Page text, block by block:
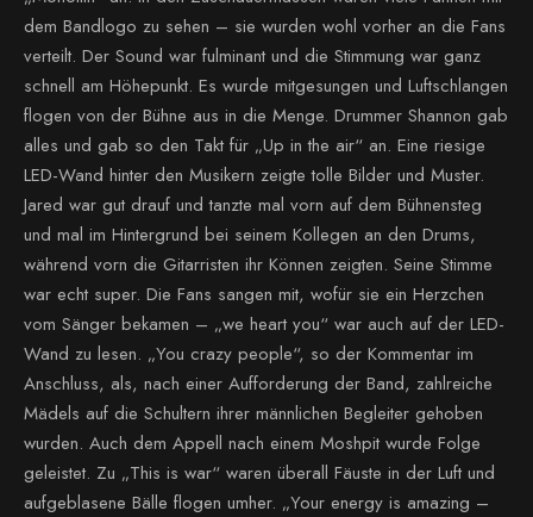
dem Bandlogo zu sehen – sie wurden wohl vorher an die Fans
verteilt. Der Sound war fulminant und die Stimmung war ganz
schnell am Höhepunkt. Es wurde mitgesungen und Luftschlangen
flogen von der Bühne aus in die Menge. Drummer Shannon gab
alles und gab so den Takt für „Up in the air“ an. Eine riesige
LED-Wand hinter den Musikern zeigte tolle Bilder und Muster.
Jared war gut drauf und tanzte mal vorn auf dem Bühnensteg
und mal im Hintergrund bei seinem Kollegen an den Drums,
während vorn die Gitarristen ihr Können zeigten. Seine Stimme
war echt super. Die Fans sangen mit, wofür sie ein Herzchen
vom Sänger bekamen – „we heart you“ war auch auf der LED-
Wand zu lesen. „You crazy people“, so der Kommentar im
Anschluss, als, nach einer Aufforderung der Band, zahlreiche
Mädels auf die Schultern ihrer männlichen Begleiter gehoben
wurden. Auch dem Appell nach einem Moshpit wurde Folge
geleistet. Zu „This is war“ waren überall Fäuste in der Luft und
aufgeblasene Bälle flogen umher. „Your energy is amazing –